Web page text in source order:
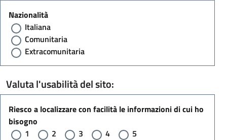
Nazionalità
Italiana
Comunitaria
Extracomunitaria
Valuta l'usabilità del sito:
Riesco a localizzare con facilità le informazioni di cui ho
bisogno
1
2 3 4 5